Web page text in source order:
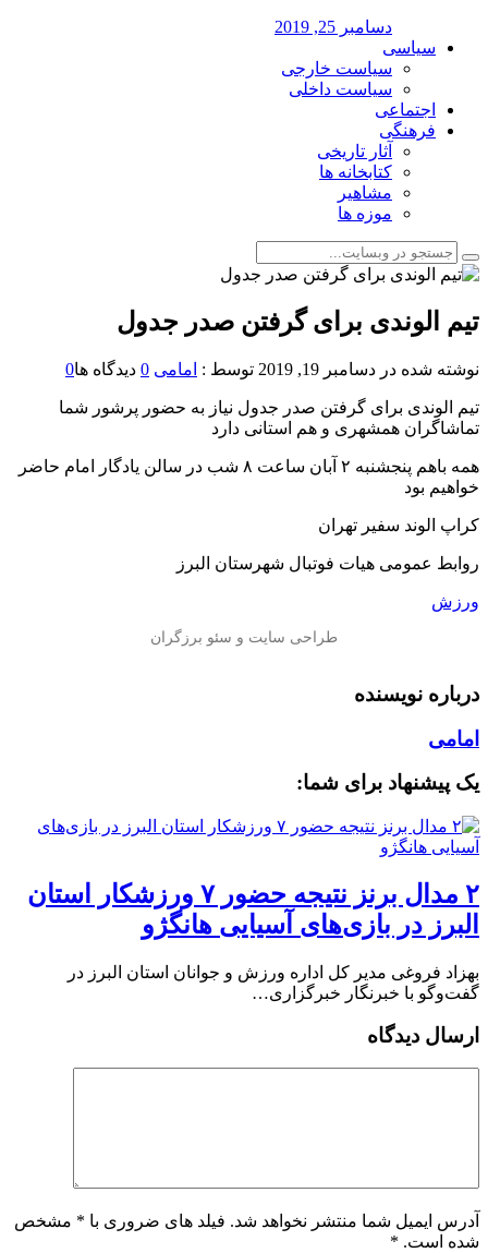
دسامبر 25, 2019
سیاسی
سیاست خارجی
سیاست داخلی
اجتماعی
فرهنگی
آثار تاریخی
کتابخانه ها
مشاهیر
موزه ها
تیم الوندی برای گرفتن صدر جدول
نوشته شده در دسامبر 19, 2019 توسط : امامی 0 دیدگاه ها0
تیم الوندی برای گرفتن صدر جدول نیاز به حضور پرشور شما
تماشاگران همشهری و هم استانی دارد
همه باهم پنجشنبه ۲ آبان ساعت ۸ شب در سالن یادگار امام حاضر
خواهیم بود
کراپ الوند سفیر تهران
روابط عمومی هیات فوتبال شهرستان البرز
ورزش
درباره نویسنده
امامی
یک پیشنهاد برای شما:
۲ مدال برنز نتیجه حضور ۷ ورزشکار استان
البرز در بازی‌های آسیایی هانگژو
بهزاد فروغی مدیر کل اداره ورزش و جوانان استان البرز در
گفت‌وگو با خبرنگار خبرگزاری…
ارسال دیدگاه
آدرس ایمیل شما منتشر نخواهد شد. فیلد های ضروری با * مشخص
شده است. *